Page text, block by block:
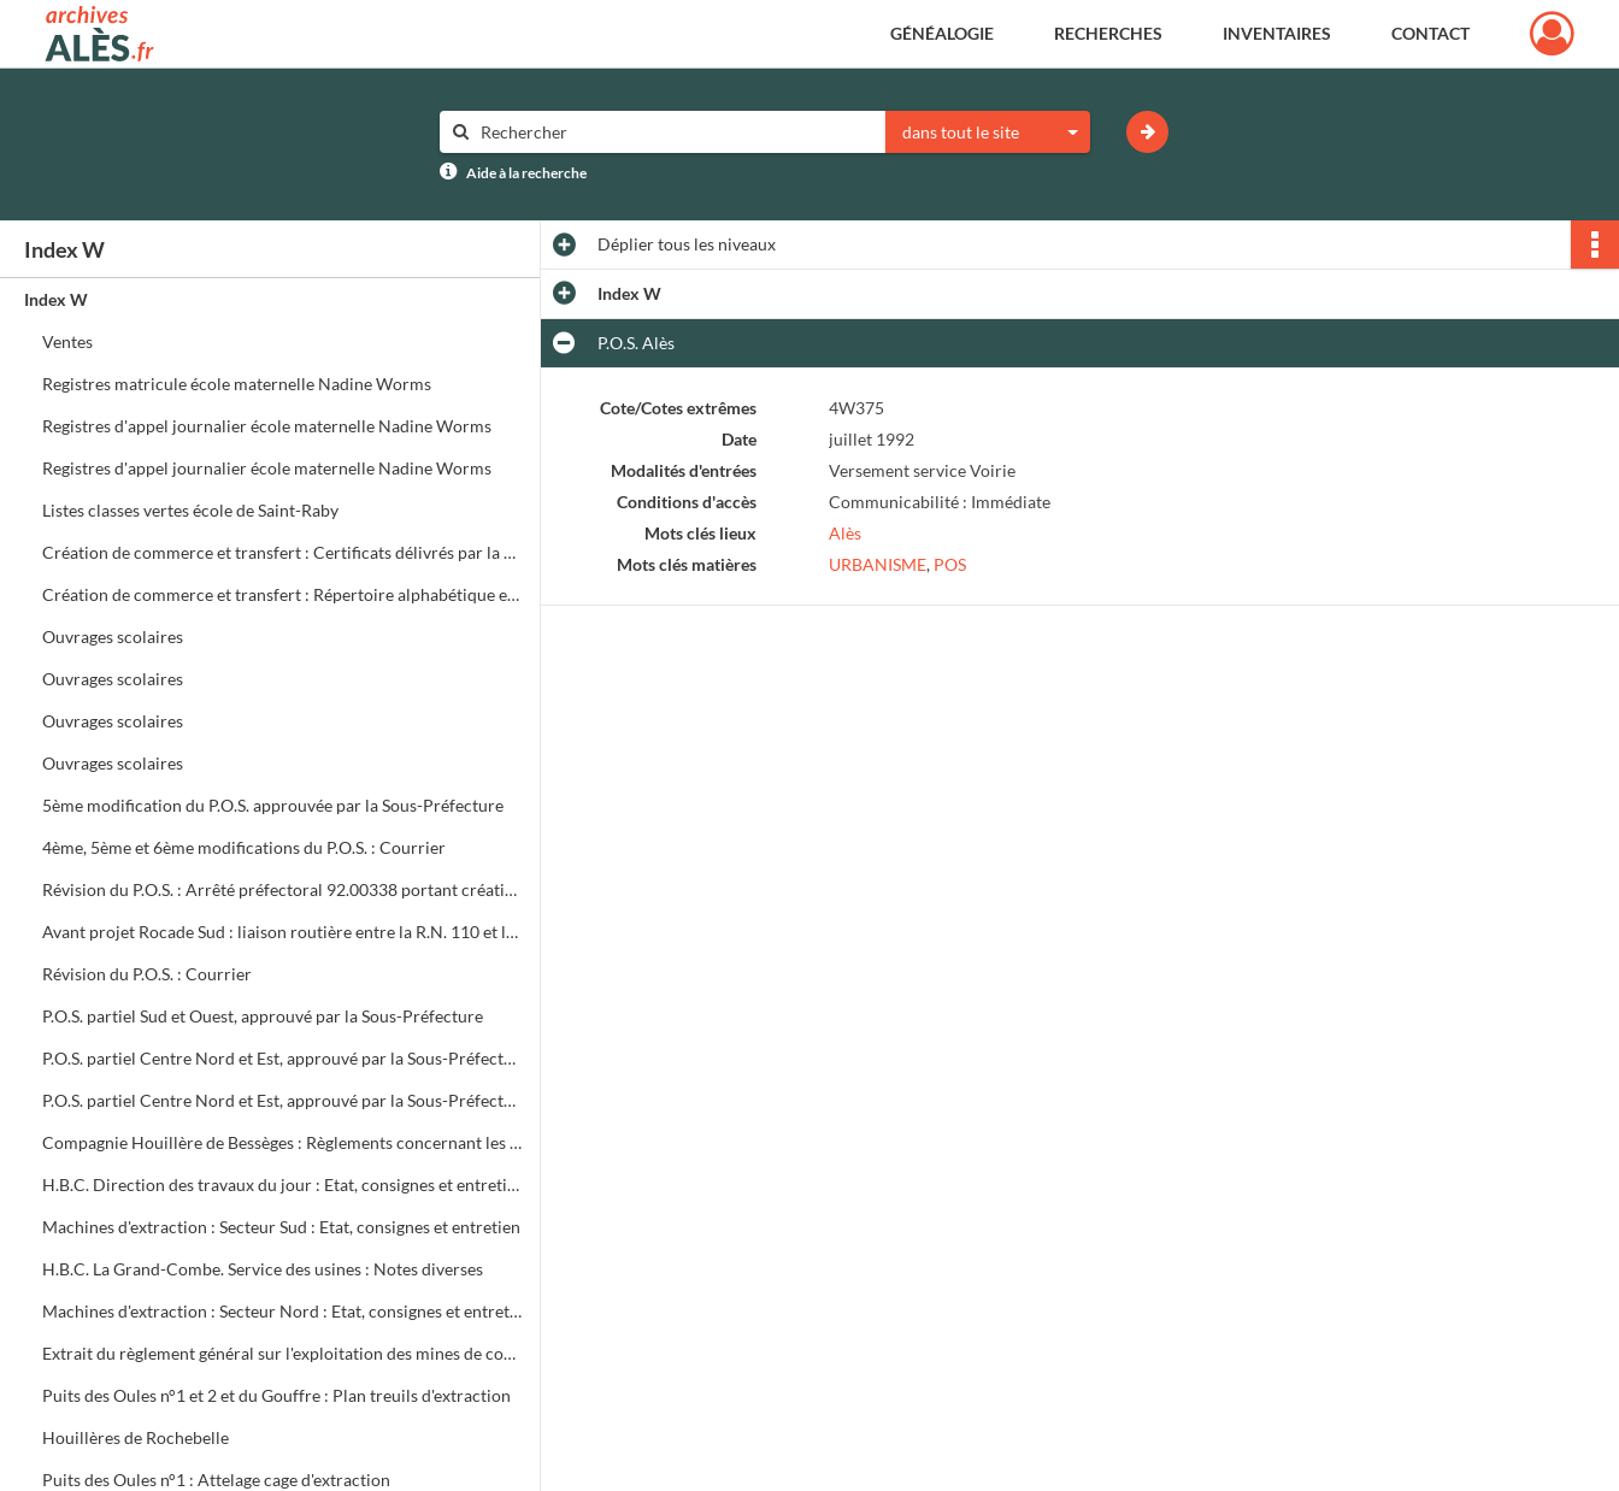
Archives municipales d'Alès GÉNÉALOGIE RECHERCHES INVENTAIRES CONTACT
dans tout le site
Aide à la recherche
Index W
Index W
Ventes
Registres matricule école maternelle Nadine Worms
Registres d'appel journalier école maternelle Nadine Worms
Registres d'appel journalier école maternelle Nadine Worms
Listes classes vertes école de Saint-Raby
Création de commerce et transfert : Certificats délivrés par la mairie
Création de commerce et transfert : Répertoire alphabétique et chronologique
Ouvrages scolaires
Ouvrages scolaires
Ouvrages scolaires
Ouvrages scolaires
5ème modification du P.O.S. approuvée par la Sous-Préfecture
4ème, 5ème et 6ème modifications du P.O.S. : Courrier
Révision du P.O.S. : Arrêté préfectoral 92.00338 portant création d'utilité publique projet à 2x2 voies R.N.106 entre Alès et Boucoiran
Avant projet Rocade Sud : liaison routière entre la R.N. 110 et la R.N. 106
Révision du P.O.S. : Courrier
P.O.S. partiel Sud et Ouest, approuvé par la Sous-Préfecture
P.O.S. partiel Centre Nord et Est, approuvé par la Sous-Préfecture
P.O.S. partiel Centre Nord et Est, approuvé par la Sous-Préfecture
Compagnie Houillère de Bessèges : Règlements concernant les ouvriers
H.B.C. Direction des travaux du jour : Etat, consignes et entretien des machines d'extraction
Machines d'extraction : Secteur Sud : Etat, consignes et entretien
H.B.C. La Grand-Combe. Service des usines : Notes diverses
Machines d'extraction : Secteur Nord : Etat, consignes et entretien
Extrait du règlement général sur l'exploitation des mines de combustibles : décret du 13 août 1911 modifié en mai 1931
Puits des Oules n°1 et 2 et du Gouffre : Plan treuils d'extraction
Houillères de Rochebelle
Puits des Oules n°1 : Attelage cage d'extraction
Dépliertous les niveaux
Index W
P.O.S. Alès
Cote/Cotes extrêmes
4W375
Date
juillet 1992
Modalités d'entrées
Versement service Voirie
Conditions d'accès
Communicabilité : Immédiate
Mots clés lieux
Alès
Mots clés matières
URBANISME, POS